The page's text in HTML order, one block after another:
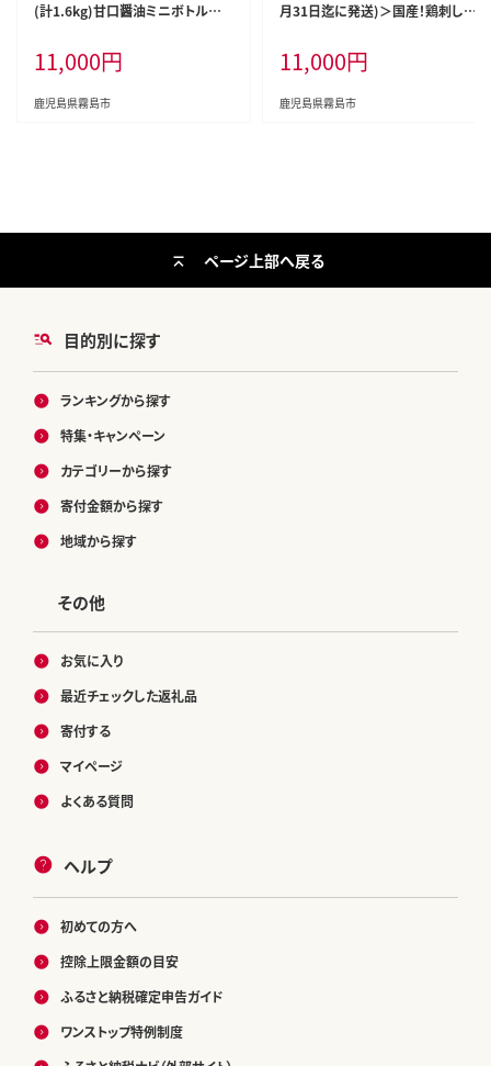
(計1.6kg)甘口醤油ミニボトル付
肉 ムネ肉 鶏むね 胸肉 鶏刺し 鳥刺
し タタキ 刺身 真空パック 急速冷
凍 ヘルシー ダイエット 九州産 た
11,000円
鹿児島県霧島市
月31日迄に発送)＞国産！鶏刺しセ
油たれ付き【坂留鶏肉店】霧島市 鳥
刺し たたき 鶏肉 鳥肉
11,000円
鹿児島県霧島市
目的別に探す
ランキングから探す
特集・キャンペーン
カテゴリーから探す
寄付金額から探す
地域から探す
その他
お気に入り
最近チェックした返礼品
寄付する
マイページ
よくある質問
ヘルプ
初めての方へ
控除上限金額の目安
ふるさと納税確定申告ガイド
ワンストップ特例制度
ページ上部へ戻る